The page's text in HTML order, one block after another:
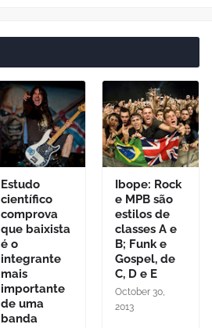
Estudo
científico
comprova
que baixista
é o
integrante
mais
importante
de uma
banda
Ibope: Rock
e MPB são
estilos de
classes A e
B; Funk e
Gospel, de
C, D e E
October 30,
2013